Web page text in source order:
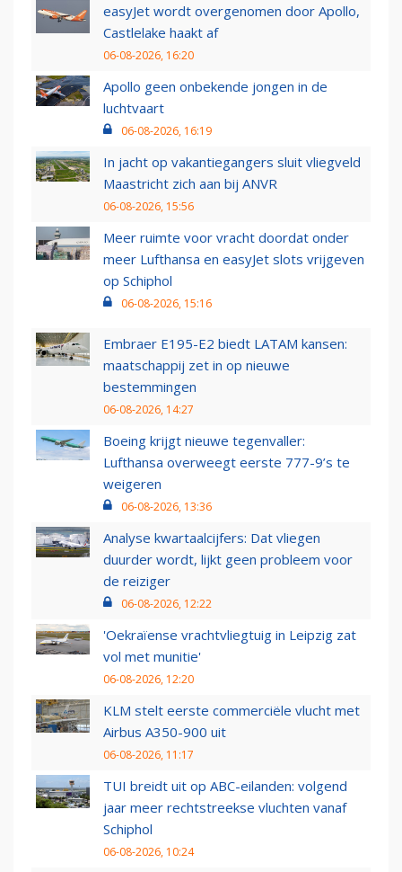
easyJet wordt overgenomen door Apollo,
Castlelake haakt af
06-08-2026, 16:20
Apollo geen onbekende jongen in de
luchtvaart
06-08-2026, 16:19
In jacht op vakantiegangers sluit vliegveld
Maastricht zich aan bij ANVR
06-08-2026, 15:56
Meer ruimte voor vracht doordat onder
meer Lufthansa en easyJet slots vrijgeven
op Schiphol
06-08-2026, 15:16
Embraer E195-E2 biedt LATAM kansen:
maatschappij zet in op nieuwe
bestemmingen
06-08-2026, 14:27
Boeing krijgt nieuwe tegenvaller:
Lufthansa overweegt eerste 777-9’s te
weigeren
06-08-2026, 13:36
Analyse kwartaalcijfers: Dat vliegen
duurder wordt, lijkt geen probleem voor
de reiziger
06-08-2026, 12:22
'Oekraïense vrachtvliegtuig in Leipzig zat
vol met munitie'
06-08-2026, 12:20
KLM stelt eerste commerciële vlucht met
Airbus A350-900 uit
06-08-2026, 11:17
TUI breidt uit op ABC-eilanden: volgend
jaar meer rechtstreekse vluchten vanaf
Schiphol
06-08-2026, 10:24